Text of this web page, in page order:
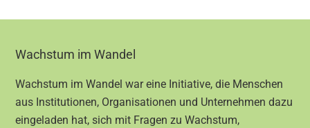
Footer
Wachstum im Wandel
Wachstum im Wandel war eine Initiative, die Menschen
aus Institutionen, Organisationen und Unternehmen dazu
eingeladen hat, sich mit Fragen zu Wachstum,